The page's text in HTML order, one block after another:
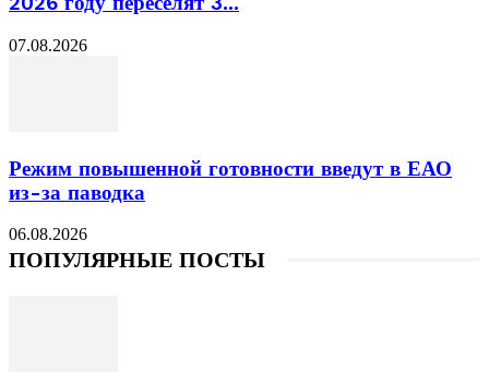
07.08.2026
Режим повышенной готовности введут в ЕАО
из-за паводка
06.08.2026
ПОПУЛЯРНЫЕ ПОСТЫ